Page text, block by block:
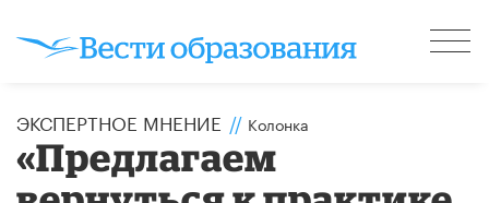
ЭКСПЕРТНОЕ МНЕНИЕ // Колонка
«Предлагаем